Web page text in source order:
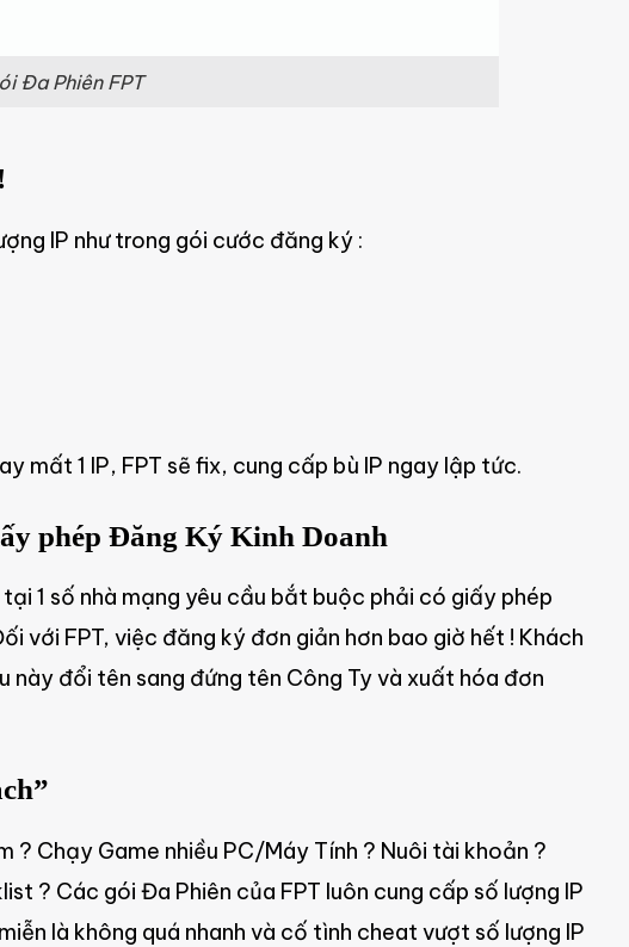
Đa Phiên FPT
IP như trong gói cước đăng ký :
mất 1 IP, FPT sẽ fix, cung cấp bù IP ngay lập tức.
phép Đăng Ký Kinh Doanh
1 số nhà mạng yêu cầu bắt buộc phải có giấy phép
với FPT, việc đăng ký đơn giản hơn bao giờ hết ! Khách
này đổi tên sang đứng tên Công Ty và xuất hóa đơn
? Chạy Game nhiều PC/Máy Tính ? Nuôi tài khoản ?
? Các gói Đa Phiên của FPT luôn cung cấp số lượng IP
là không quá nhanh và cố tình cheat vượt số lượng IP